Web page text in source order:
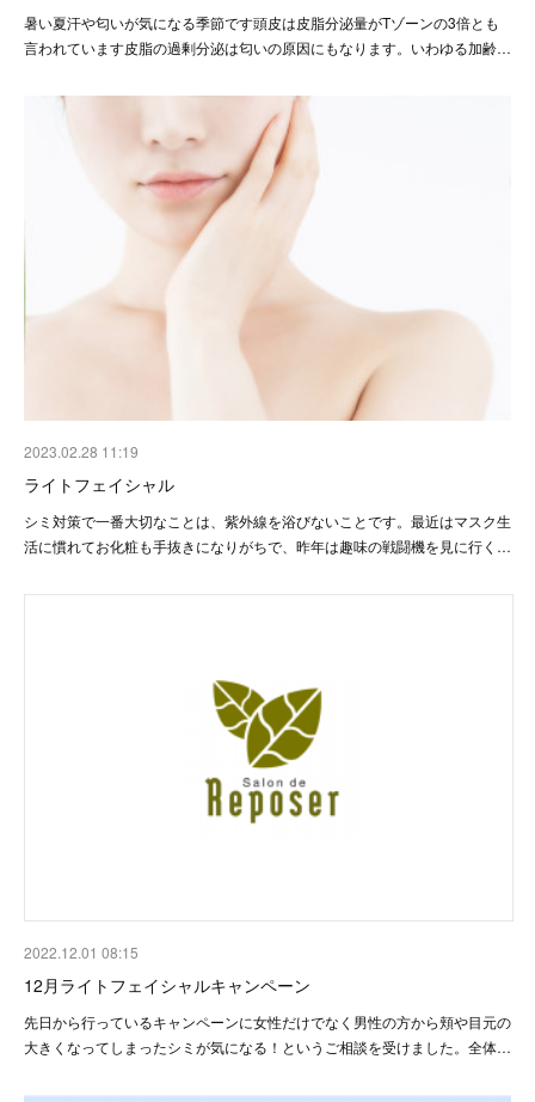
暑い夏汗や匂いが気になる季節です頭皮は皮脂分泌量がTゾーンの3倍とも
言われています皮脂の過剰分泌は匂いの原因にもなります。いわゆる加齢…
2023.02.28 11:19
ライトフェイシャル
シミ対策で一番大切なことは、紫外線を浴びないことです。最近はマスク生
活に慣れてお化粧も手抜きになりがちで、昨年は趣味の戦闘機を見に行く…
2022.12.01 08:15
12月ライトフェイシャルキャンペーン
先日から行っているキャンペーンに女性だけでなく男性の方から頬や目元の
大きくなってしまったシミが気になる！というご相談を受けました。全体…